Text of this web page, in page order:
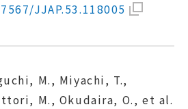
JJAP.53.118005
M., Miyachi, T.,
M., Okudaira, O., et al.